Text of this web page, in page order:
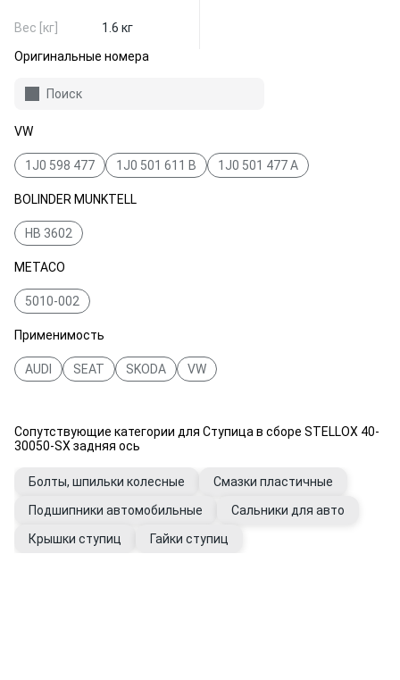
Вес [кг] 1.6 кг
Оригинальные номера
Поиск
VW
1J0 598 477 1J0 501 611 B 1J0 501 477 A
BOLINDER MUNKTELL
HB 3602
METACO
5010-002
Применимость
AUDI SEAT SKODA VW
Сопутствующие категории для Ступица в сборе STELLOX 40-
30050-SX задняя ось
Болты, шпильки колесные
Смазки пластичные
Подшипники автомобильные
Сальники для авто
Крышки ступиц
Гайки ступиц